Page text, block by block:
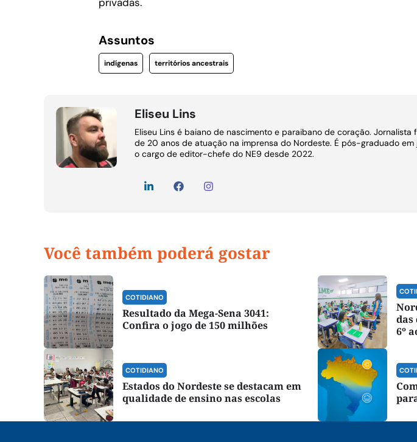
Assuntos
indígenas territórios ancestrais
Eliseu Lins
Eliseu Lins é baiano de nascimento e paraibano de coração. Jornalista
de 20 anos de atuação na imprensa do Nordeste. É pós-graduado em
o cargo de editor-chefe do NE9 desde 2022.
Você também poderá gostar
COTIDIANO
Resultado da Mega-Sena 3041:
Confira o jogo de 150 milhões
das
6º
COTIDIANO
Estados do Nordeste se destacam em
qualidade de ensino nas escolas